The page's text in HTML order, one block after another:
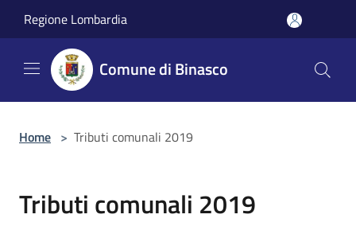
Regione Lombardia
Comune di Binasco
Home > Tributi comunali 2019
Tributi comunali 2019